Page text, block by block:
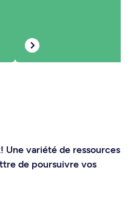
Une variété de ressources
de poursuivre vos